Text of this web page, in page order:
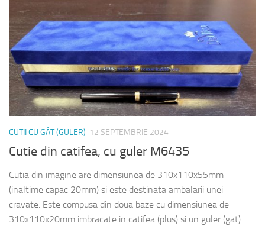
CUTII CU GÂT (GULER) 12 SEPTEMBRIE 2024
Cutie din catifea, cu guler M6435
Cutia din imagine are dimensiunea de 310x110x55mm
(inaltime capac 20mm) si este destinata ambalarii unei
cravate. Este compusa din doua baze cu dimensiunea de
310x110x20mm imbracate in catifea (plus) si un guler (gat)